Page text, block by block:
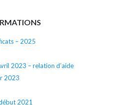
– 2025
2023 – relation d’aide
2023
2021